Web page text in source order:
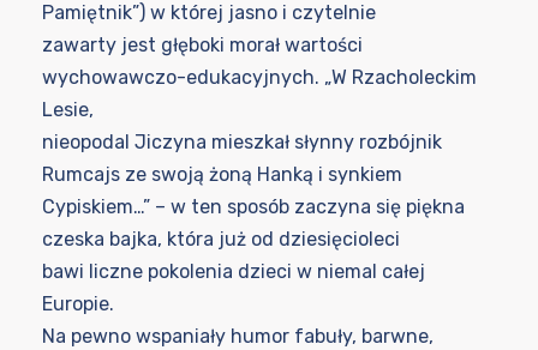
Pamiętnik”) w której jasno i czytelnie
zawarty jest głęboki morał wartości
wychowawczo-edukacyjnych. „W Rzacholeckim
Lesie,
nieopodal Jiczyna mieszkał słynny rozbójnik
Rumcajs ze swoją żoną Hanką i synkiem
Cypiskiem…” – w ten sposób zaczyna się piękna
czeska bajka, która już od dziesięcioleci
bawi liczne pokolenia dzieci w niemal całej
Europie.
Na pewno wspaniały humor fabuły, barwne,